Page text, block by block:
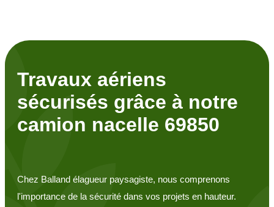
Travaux aériens
sécurisés grâce à notre
camion nacelle 69850
Chez Balland élagueur paysagiste, nous comprenons
l'importance de la sécurité dans vos projets en hauteur.